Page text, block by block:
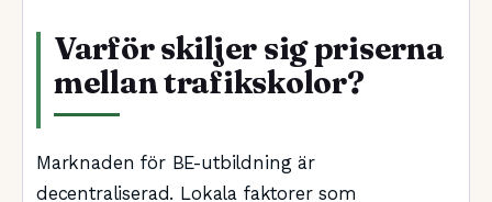
Varför skiljer sig priserna
mellan trafikskolor?
Marknaden för BE-utbildning är
decentraliserad. Lokala faktorer som